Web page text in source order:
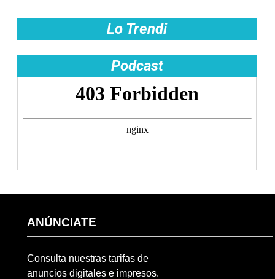
Lo Trendi
Podcast
ANÚNCIATE
Consulta nuestras tarifas de
anuncios digitales e impresos.